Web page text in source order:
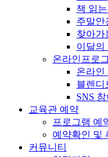
책 읽
주말안
찾아가
이달의
온라인프로
온라인
블렌디
SNS
교육관 예약
프로그램 예
예약확인 및
커뮤니티